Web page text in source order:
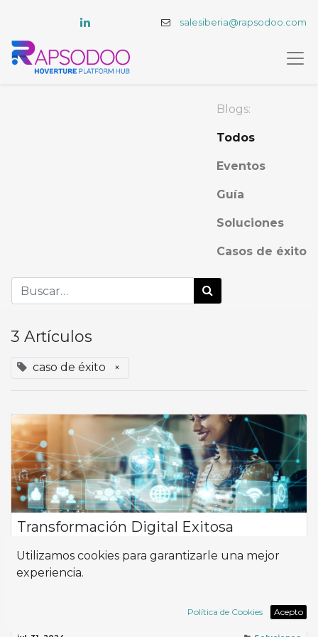
salesiberia@rapsodoo.com
Blogs:
Todos
Eventos
Guía
Soluciones
Casos de éxito
3 Artículos
caso de éxito ×
Transformación Digital Exitosa
fundamental para el éxito. Una empresa enfrentó este reto al
trabajar con una cadena multinacional de distribución, lo que
Utilizamos cookies para garantizarle una mejor
experiencia.
Política de Cookies Acepto